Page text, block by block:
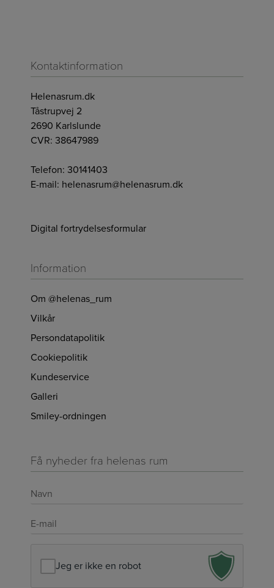
Kontaktinformation
Helenasrum.dk
Tåstrupvej 2
2690 Karlslunde
CVR: 38647989
Telefon: 30141403
E-mail: helenasrum@helenasrum.dk
Digital fortrydelsesformular
Information
Om @helenas_rum
Vilkår
Persondatapolitik
Cookiepolitik
Kundeservice
Galleri
Smiley-ordningen
Få nyheder fra helenas rum
Navn
*
E-
mail
Jeg er ikke en robot